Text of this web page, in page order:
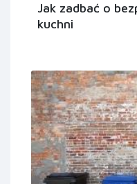
Jak zadbać o
kuchni